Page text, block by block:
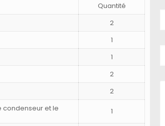
Quantité
2
1
1
2
2
condenseur et le 1